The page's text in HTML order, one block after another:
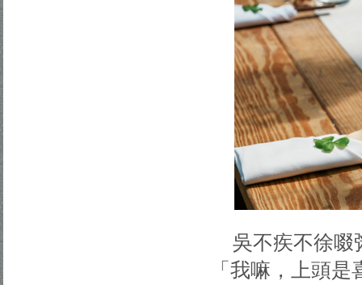
吳不疾不徐啜
「我嘛，上頭